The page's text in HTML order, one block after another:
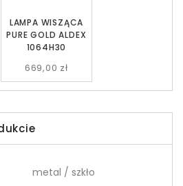
LAMPA WISZĄCA
PURE GOLD ALDEX
1064H30
669,00 zł
metal / szkło